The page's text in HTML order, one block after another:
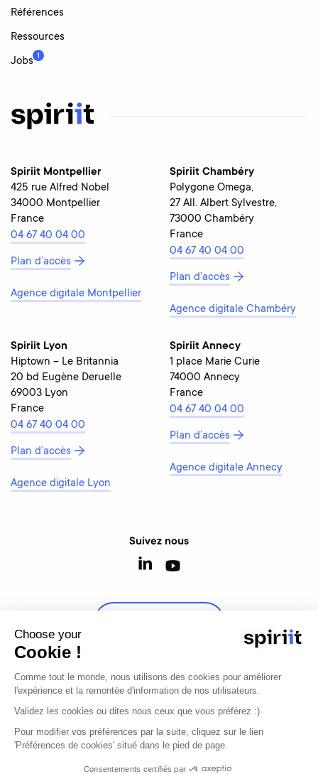
Références
Ressources
Jobs 1
Spiriit Montpellier
425 rue Alfred Nobel
34000 Montpellier
France
04 67 40 04 00
Plan d’accès
Agence digitale Montpellier
Spiriit Chambéry
Polygone Omega,
27 All. Albert Sylvestre,
73000 Chambéry
France
04 67 40 04 00
Plan d’accès
Agence digitale Chambéry
Spiriit Lyon
Hiptown – Le Britannia
20 bd Eugène Deruelle
69003 Lyon
France
04 67 40 04 00
Plan d’accès
Agence digitale Lyon
Spiriit Annecy
1 place Marie Curie
74000 Annecy
France
04 67 40 04 00
Plan d’accès
Agence digitale Annecy
Suivez nous
Modifier mon consentement
Agence digitale, e-commerce et développement
Choose your
Cookie !
Comme tout le monde, nous utilisons des cookies pour améliorer
l'expérience et la remontée d'information de nos utilisateurs.
Validez les cookies ou dites nous ceux que vous préférez :)
Pour modifier vos préférences par la suite, cliquez sur le lien
'Préférences de cookies' situé dans le pied de page.
Consentements certifiés par